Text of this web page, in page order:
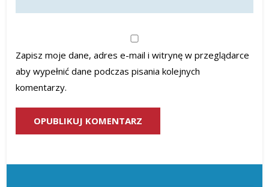
Zapisz moje dane, adres e-mail i witrynę w przeglądarce
aby wypełnić dane podczas pisania kolejnych
komentarzy.